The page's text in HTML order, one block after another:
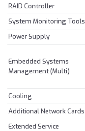
RAID Controller
System Monitoring Tools
Power Supply
Embedded Systems
Management (Multi)
Cooling
Additional Network Cards
Extended Service